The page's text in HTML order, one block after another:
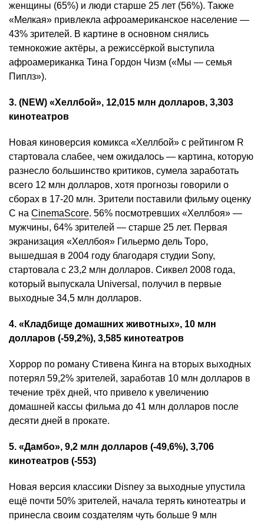
женщины (65%) и люди старше 25 лет (56%). Также
«Мелкая» привлекла афроамериканское население —
43% зрителей. В картине в основном снялись
темнокожие актёры, а режиссёркой выступила
афроамериканка Тина Гордон Чизм («Мы — семья
Пиплз»).
3. (NEW) «Хеллбой», 12,015 млн долларов, 3,303
кинотеатров
Новая киноверсия комикса «Хеллбой» с рейтингом R
стартовала слабее, чем ожидалось — картина, которую
разнесло большинство критиков, сумела заработать
всего 12 млн долларов, хотя прогнозы говорили о
сборах в 17-20 млн. Зрители поставили фильму оценку
C на CinemaScore. 56% посмотревших «Хеллбоя» —
мужчины, 64% зрителей — старше 25 лет. Первая
экранизация «Хеллбоя» Гильермо дель Торо,
вышедшая в 2004 году благодаря студии Sony,
стартовала с 23,2 млн долларов. Сиквел 2008 года,
который выпускала Universal, получил в первые
выходные 34,5 млн долларов.
4. «Кладбище домашних животных», 10 млн
долларов (-59,2%), 3,585 кинотеатров
Хоррор по роману Стивена Кинга на вторых выходных
потерял 59,2% зрителей, заработав 10 млн долларов в
течение трёх дней, что привело к увеличению
домашней кассы фильма до 41 млн долларов после
десяти дней в прокате.
5. «Дамбо», 9,2 млн долларов (-49,6%), 3,706
кинотеатров (-553)
Новая версия классики Disney за выходные упустила
ещё почти 50% зрителей, начала терять кинотеатры и
принесла своим создателям чуть больше 9 млн